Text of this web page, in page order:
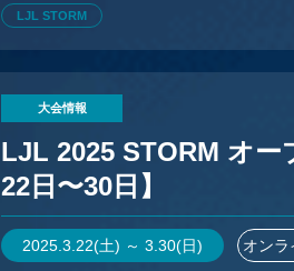
LJL STORM
大会情報
LJL 2025 STORM オー
22日〜30日】
2025.3.22(土) ～ 3.30(日) オンラ